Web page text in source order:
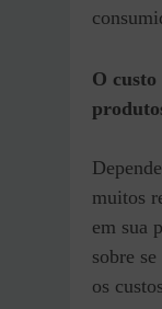
O
muitos
em sua
sobre
os